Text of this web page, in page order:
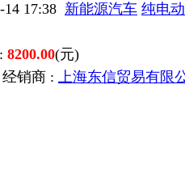
14 17:38 新能源汽车 纯电
8200.00(元)
经销商 : 上海东信贸易有限